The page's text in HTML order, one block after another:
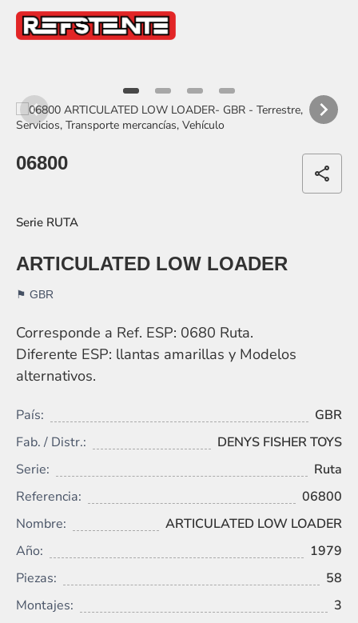
item
0
item
1
item
2
item
3
1
of
06800 share
RUTA
ARTICULATED LOW LOADER
GBR
Corresponde a Ref. ESP: 0680 Ruta.
Diferente ESP: llantas amarillas y Modelos
alternativos.
País:
GBR
Fab. / Distr.:
DENYS FISHER TOYS
Serie:
Ruta
Referencia:
06800
Nombre:
ARTICULATED LOW LOADER
Año:
1979
Piezas:
58
Montajes:
3